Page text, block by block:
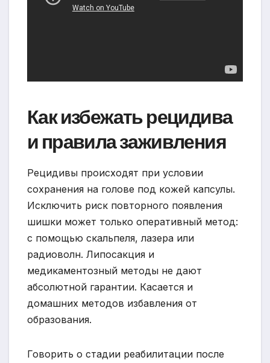
Как избежать рецидива
и правила заживления
Рецидивы происходят при условии
сохранения на голове под кожей капсулы.
Исключить риск повторного появления
шишки может только оперативный метод:
с помощью скальпеля, лазера или
радиоволн. Липосакция и
медикаментозный методы не дают
абсолютной гарантии. Касается и
домашних методов избавления от
образования.
Говорить о стадии реабилитации после